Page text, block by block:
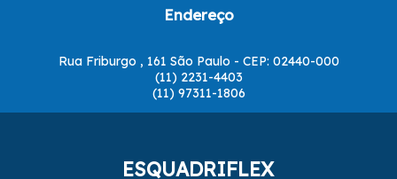
Endereço
Rua Friburgo , 161 São Paulo - CEP: 02440-000
(11) 2231-4403
(11) 97311-1806
ESQUADRIFLEX